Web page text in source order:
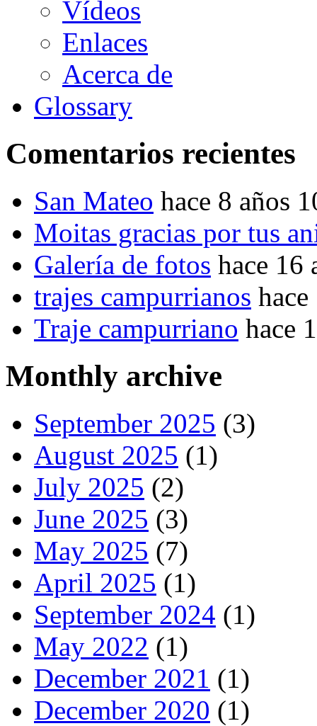
Vídeos
Enlaces
Acerca de
Glossary
Comentarios recientes
San Mateo hace 8 años
Moitas gracias por tus
Galería de fotos hace 16
trajes campurrianos
Traje campurriano hace
Monthly archive
September 2025 (3)
August 2025 (1)
July 2025 (2)
June 2025 (3)
May 2025 (7)
April 2025 (1)
September 2024 (1)
May 2022 (1)
December 2021 (1)
December 2020 (1)